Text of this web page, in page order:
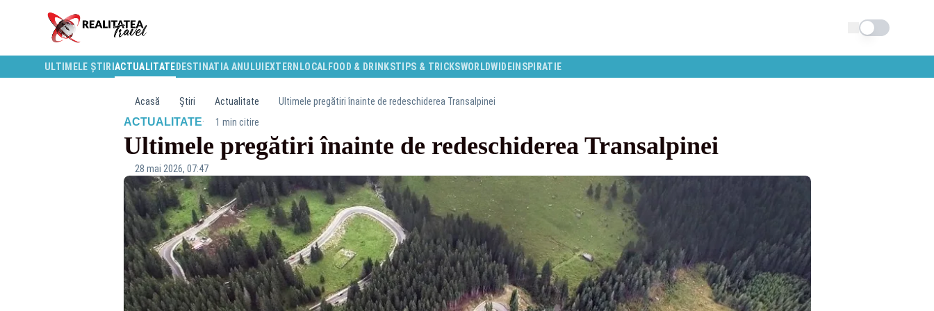
Schimba tema
ULTIMELE ȘTIRI ACTUALITATE DESTINATIA ANULUI EXTERN LOCAL FOOD & DRINKSTIPS & TRICKSWORLDWIDEINSPIRATIE
Acasă Știri Actualitate Ultimele pregătiri înainte de redeschiderea Transalpinei
ACTUALITATE· 1 min citire
Ultimele pregătiri înainte de redeschiderea Transalpinei
28 mai 2026, 07:47